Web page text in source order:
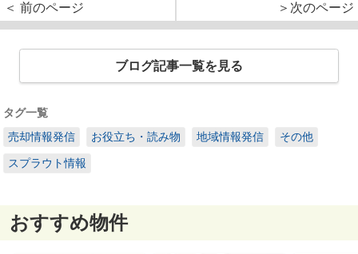
＜ 前のページ
＞次のページ
ブログ記事一覧を見る
タグ一覧
売却情報発信
お役立ち・読み物 地域情報発信 その他
スプラウト情報
おすすめ物件